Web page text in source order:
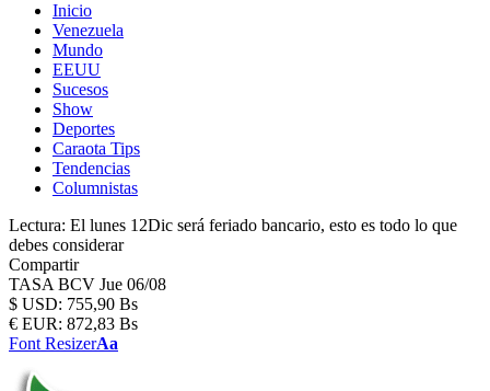
Inicio
Venezuela
Mundo
EEUU
Sucesos
Show
Deportes
Caraota Tips
Tendencias
Columnistas
Lectura: El lunes 12Dic será feriado bancario, esto es todo lo que
debes considerar
Compartir
TASA BCV Jue 06/08
$ USD: 755,90 Bs
€ EUR: 872,83 Bs
Font ResizerAa